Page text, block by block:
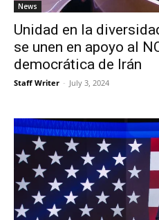
News
Unidad en la
se unen en apoyo al
democrática de Irán
Staff Writer - July 3, 2024